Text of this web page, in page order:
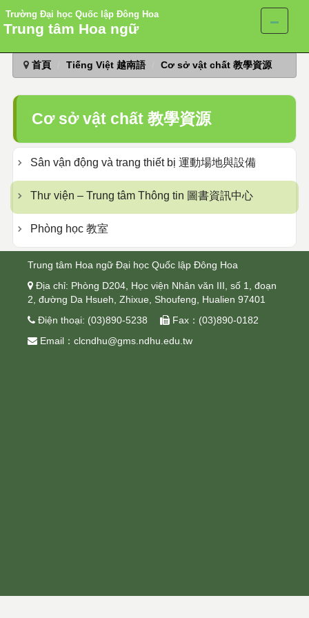
要
區
Trường Đại học Quốc lập Đông Hoa
Trung tâm Hoa ngữ
首頁 Tiếng Việt 越南語 Cơ sở vật chất 教學資源
Cơ sở vật chất 教學資源
Sân vận động và trang thiết bị 運動場地與設備
Thư viện – Trung tâm Thông tin 圖書資訊中心
Phòng học 教室
Trung tâm Hoa ngữ Đại học Quốc lập Đông Hoa
 Địa chỉ: Phòng D204, Học viện Nhân văn III, số 1, đoạn
2, đường Da Hsueh, Zhixue, Shoufeng, Hualien 97401
 Điện thoại: (03)890-5238  Fax：(03)890-0182
 Email：clcndhu@gms.ndhu.edu.tw